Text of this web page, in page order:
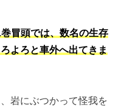
冒頭では、数名の生存
よろと車外へ出てきま
岩にぶつかって怪我を